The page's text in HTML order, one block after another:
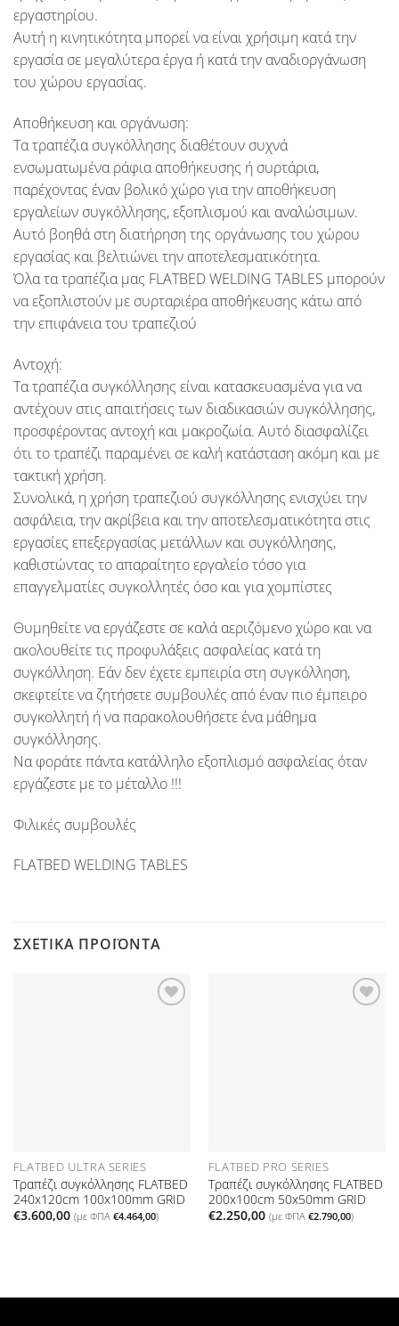
εργαστηρίου.
Αυτή η κινητικότητα μπορεί να είναι χρήσιμη κατά την
εργασία σε μεγαλύτερα έργα ή κατά την αναδιοργάνωση
του χώρου εργασίας.
Αποθήκευση και οργάνωση:
Τα τραπέζια συγκόλλησης διαθέτουν συχνά
ενσωματωμένα ράφια αποθήκευσης ή συρτάρια,
παρέχοντας έναν βολικό χώρο για την αποθήκευση
εργαλείων συγκόλλησης, εξοπλισμού και αναλώσιμων.
Αυτό βοηθά στη διατήρηση της οργάνωσης του χώρου
εργασίας και βελτιώνει την αποτελεσματικότητα.
Όλα τα τραπέζια μας FLATBED WELDING TABLES μπορούν
να εξοπλιστούν με συρταριέρα αποθήκευσης κάτω από
την επιφάνεια του τραπεζιού
Αντοχή:
Τα τραπέζια συγκόλλησης είναι κατασκευασμένα για να
αντέχουν στις απαιτήσεις των διαδικασιών συγκόλλησης,
προσφέροντας αντοχή και μακροζωία. Αυτό διασφαλίζει
ότι το τραπέζι παραμένει σε καλή κατάσταση ακόμη και με
τακτική χρήση.
Συνολικά, η χρήση τραπεζιού συγκόλλησης ενισχύει την
ασφάλεια, την ακρίβεια και την αποτελεσματικότητα στις
εργασίες επεξεργασίας μετάλλων και συγκόλλησης,
καθιστώντας το απαραίτητο εργαλείο τόσο για
επαγγελματίες συγκολλητές όσο και για χομπίστες
Θυμηθείτε να εργάζεστε σε καλά αεριζόμενο χώρο και να
ακολουθείτε τις προφυλάξεις ασφαλείας κατά τη
συγκόλληση. Εάν δεν έχετε εμπειρία στη συγκόλληση,
σκεφτείτε να ζητήσετε συμβουλές από έναν πιο έμπειρο
συγκολλητή ή να παρακολουθήσετε ένα μάθημα
συγκόλλησης.
Να φοράτε πάντα κατάλληλο εξοπλισμό ασφαλείας όταν
εργάζεστε με το μέταλλο !!!
Φιλικές συμβουλές
FLATBED WELDING TABLES
ΣΧΕΤΙΚΆ ΠΡΟΪΌΝΤΑ
FLATBED ULTRA SERIES
Τραπέζι συγκόλλησης FLATBED
240x120cm 100x100mm GRID
€3.600,00 (με ΦΠΑ €4.464,00)
FLATBED PRO SERIES
Τραπέζι συγκόλλησης FLATBED
200x100cm 50x50mm GRID
€2.250,00 (με ΦΠΑ €2.790,00)